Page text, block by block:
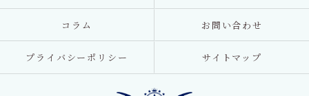
コラム お問い合わせ
プライバシーポリシー サイトマップ